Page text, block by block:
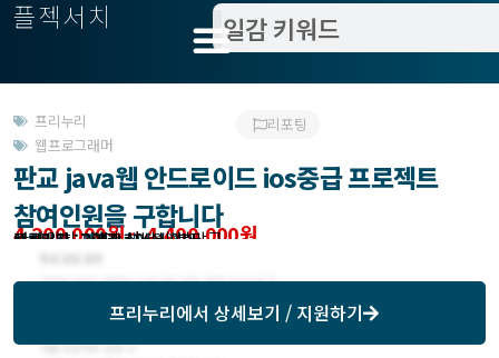
플젝서치
프리누리
웹프로그래머
리포팅
판교 java웹 안드로이드 ios중급 프로젝트
참여인원을 구합니다
4,200,000원 ~ 4,400,000원
작업방식 : 파견
모집기한 : 프리누리에서 확인
예상기간 : 3 개월
등록일자 : 2017년 06월 01일
관련위치 : 경기 성남시 분당구
프리누리에서 상세보기 / 지원하기